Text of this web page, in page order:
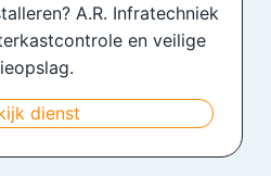
A.R. Infratechniek
en veilige
dienst